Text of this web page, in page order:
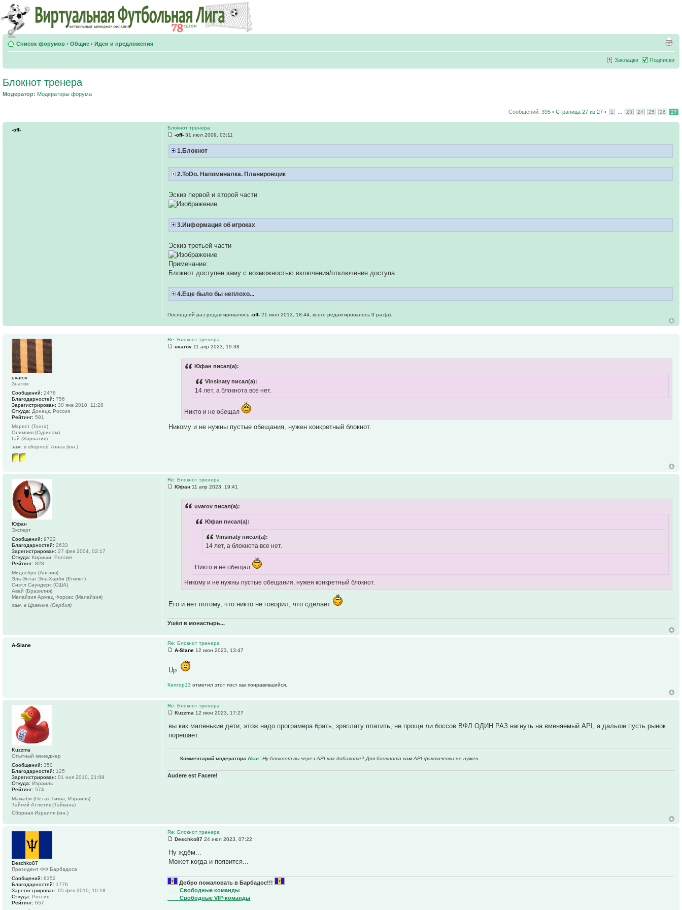
Список форумов ‹ Общие ‹ Идеи и предложения
Закладки Подписки
Блокнот тренера
Модератор: Модераторы форума
Сообщений: 395 • Страница 27 из 27 • 1 23 24 25 26 27
Блокнот тренера
-off- 31 июл 2009, 03:11
1.Блокнот
2.ToDo. Напоминалка. Планировщик
Эскиз первой и второй части
3.Информация об игроках
Эскиз третьей части
Примечание:
Блокнот доступен заму с возможностью включения/отключения доступа.
4.Еще было бы неплохо...
Последний раз редактировалось-off- 21 июл 2013, 18:44, всего редактировалось 9 раз(а).
-off-
Re: Блокнот тренера
uvarov 11 апр 2023, 19:38
Юфан писал(а):
Vinsinaty писал(а):
14 лет, а блокнота все нет.
Никто и не обещал
Никому и не нужны пустые обещания, нужен конкретный блокнот.
uvarov
Знаток
Сообщений: 2478
Благодарностей: 756
Зарегистрирован: 30 янв 2010, 11:28
Откуда: Донецк, Россия
Рейтинг: 591
Марист (Тонга)
Олимпия (Суринам)
Гай (Хорватия)
зам. в сборной Тонга (юн.)
Re: Блокнот тренера
Юфан 11 апр 2023, 19:41
uvarov писал(а):
Юфан писал(а):
Vinsinaty писал(а):
14 лет, а блокнота все нет.
Никто и не обещал
Никому и не нужны пустые обещания, нужен конкретный блокнот.
Его и нет потому, что никто не говорил, что сделает
Ушёл в монастырь...
Юфан
Эксперт
Сообщений: 9722
Благодарностей: 2633
Зарегистрирован: 27 фев 2004, 02:17
Откуда: Кириши, Россия
Рейтинг: 828
Мидлсбро (Англия)
Эль-Энтаг Эль-Харби (Египет)
Сиэтл Саундерс (США)
Авай (Бразилия)
Малайзия Армед Форсес (Малайзия)
зам. в Црвенка (Сербия)
Re: Блокнот тренера
A-Slane 12 июн 2023, 13:47
Up
Килгор13отметил этот пост как понравившийся.
A-Slane
Re: Блокнот тренера
Kuzzma 12 июн 2023, 17:27
вы как маленькие дети, этож надо програмера брать, зряплату платить, не проще ли боссов ВФЛ ОДИН РАЗ нагнуть на вменяемый API, а дальше пусть рынок
порешает.
Комментарий модератораAkar: Ну блокнот вы через API как добавите? Для блокнота вам API фактически не нужен.
Audere est Facere!
Kuzzma
Опытный менеджер
Сообщений: 350
Благодарностей: 125
Зарегистрирован: 01 ноя 2010, 21:09
Откуда: Израиль
Рейтинг: 574
Маккаби (Петах-Тиква, Израиль)
Тайпей Атлетик (Тайвань)
Сборная Израиля (юн.)
Re: Блокнот тренера
Deschko87 24 июл 2023, 07:22
Ну ждём...
Может когда и появится...
Добро пожаловать в Барбадос!!!
____Свободные команды
____Свободные VIP-команды
Deschko87
Президент ФФ Барбадоса
Сообщений: 8352
Благодарностей: 1776
Зарегистрирован: 05 фев 2010, 10:18
Откуда: Россия
Рейтинг: 657